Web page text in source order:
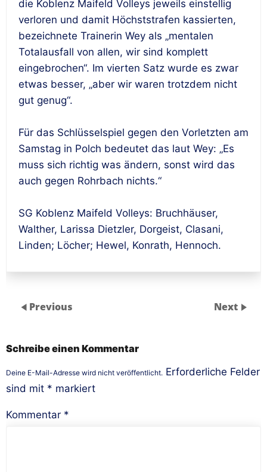
die Koblenz Maifeld Volleys jeweils einstellig
verloren und damit Höchststrafen kassierten,
bezeichnete Trainerin Wey als „mentalen
Totalausfall von allen, wir sind komplett
eingebrochen“. Im vierten Satz wurde es zwar
etwas besser, „aber wir waren trotzdem nicht
gut genug“.
Für das Schlüsselspiel gegen den Vorletzten am
Samstag in Polch bedeutet das laut Wey: „Es
muss sich richtig was ändern, sonst wird das
auch gegen Rohrbach nichts.“
SG Koblenz Maifeld Volleys: Bruchhäuser,
Walther, Larissa Dietzler, Dorgeist, Clasani,
Linden; Löcher; Hewel, Konrath, Hennoch.
Previous Next
Schreibe einen Kommentar
Deine E-Mail-Adresse wird nicht veröffentlicht. Erforderliche Felder
sind mit * markiert
Kommentar *